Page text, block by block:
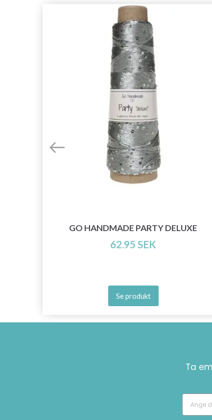
GO HANDMADE PARTY DELUXE
62.95 SEK
Se produkt
Ta